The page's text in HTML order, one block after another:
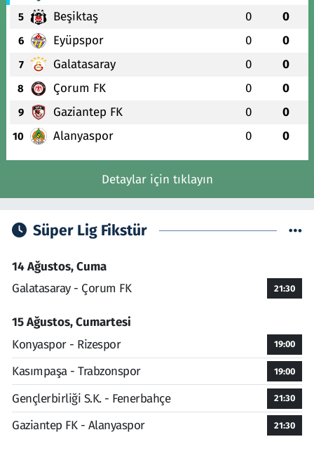
5 Beşiktaş 0 0
6 Eyüpspor 0 0
7 Galatasaray 0 0
8 Çorum FK 0 0
9 Gaziantep FK 0 0
10 Alanyaspor 0 0
Detaylar için tıklayın
Süper Lig Fikstür
14 Ağustos, Cuma
Galatasaray - Çorum FK
21:30
15 Ağustos, Cumartesi
Konyaspor - Rizespor
19:00
Kasımpaşa - Trabzonspor 19:00
Gençlerbirliği S.K. - Fenerbahçe 21:30
Gaziantep FK - Alanyaspor 21:30